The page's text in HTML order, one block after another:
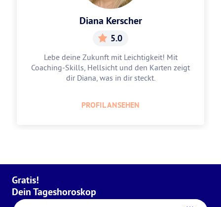
Diana Kerscher
5.0
Lebe deine Zukunft mit Leichtigkeit! Mit
Coaching-Skills, Hellsicht und den Karten zeigt
dir Diana, was in dir steckt.
PROFIL ANSEHEN
Gratis!
Dein Tageshoroskop